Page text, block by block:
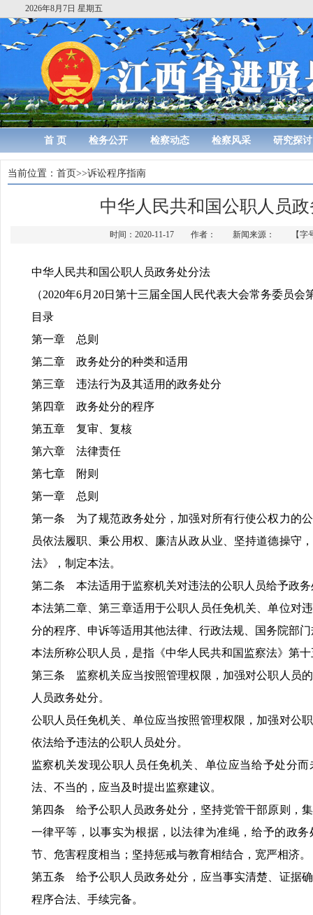
2026年8月7日 星期五
首 页 检务公开 检察动态 检察风采 研究探讨
当前位置： 首页>>诉讼程序指南
中华人民共和国公职人员
时间：2020-11-17 作者： 新闻来源： 【字
中华人民共和国公职人员政务处分法
（2020年6月20日第十三届全国人民代表大会常务委员会
目录
第一章 总则
第二章 政务处分的种类和适用
第三章 违法行为及其适用的政务处分
第四章 政务处分的程序
第五章 复审、复核
第六章 法律责任
第七章 附则
第一章 总则
第一条 为了规范政务处分，加强对所有行使公权力的
员依法履职、秉公用权、廉洁从政从业、坚持道德操守
法》，制定本法。
第二条 本法适用于监察机关对违法的公职人员给予政务
本法第二章、第三章适用于公职人员任免机关、单位对
分的程序、申诉等适用其他法律、行政法规、国务院部
本法所称公职人员，是指《中华人民共和国监察法》第
第三条 监察机关应当按照管理权限，加强对公职人员
人员政务处分。
公职人员任免机关、单位应当按照管理权限，加强对公
依法给予违法的公职人员处分。
监察机关发现公职人员任免机关、单位应当给予处分
法、不当的，应当及时提出监察建议。
第四条 给予公职人员政务处分，坚持党管干部原则，
一律平等，以事实为根据，以法律为准绳，给予的政
节、危害程度相当；坚持惩戒与教育相结合，宽严相济。
第五条 给予公职人员政务处分，应当事实清楚、证据
程序合法、手续完备。